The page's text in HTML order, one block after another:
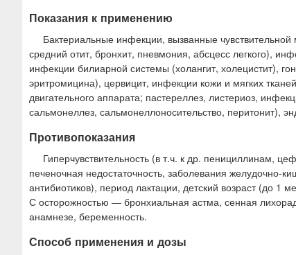
Показания к применению
Бактериальные инфекции, вызванные
средний отит, бронхит, пневмония, абсцесс легкого),
инфекции билиарной системы (холангит, холецистит),
эритромицина), цервицит, инфекции кожи и мягких
двигательного аппарата; пастереллез, листериоз,
сальмонеллез, сальмонеллоносительство, перитонит),
Противопоказания
Гиперчувствительность (в т.ч. к др. пенициллинам,
печеночная недостаточность, заболевания желудочно-
антибиотиков), период лактации, детский возраст (до 1
С осторожностью — бронхиальная астма, сенная
анамнезе, беременность.
Способ применения и дозы